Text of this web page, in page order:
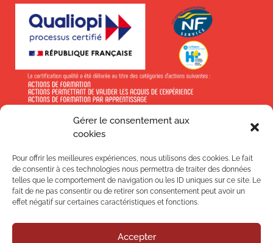
Gérer le consentement aux
cookies
Pour offrir les meilleures expériences, nous utilisons des cookies. Le fait
de consentir à ces technologies nous permettra de traiter des données
telles que le comportement de navigation ou les ID uniques sur ce site. Le
fait de ne pas consentir ou de retirer son consentement peut avoir un
effet négatif sur certaines caractéristiques et fonctions.
Accepter
En savoir +
Suivez-nous !